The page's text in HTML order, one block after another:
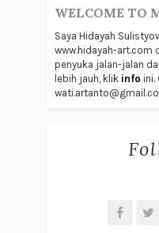
WELCOME TO
Saya Hidayah
www.hidayah-art.com
penyuka jalan-jalan
lebih jauh, klik info ini.